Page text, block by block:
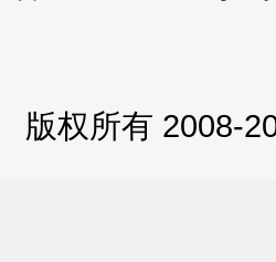
版权所有 2008-